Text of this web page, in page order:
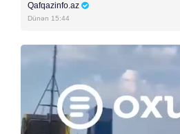
Qafqazinfo.az
Dünən 15:44